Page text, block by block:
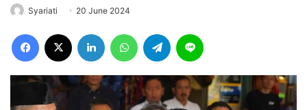
Syariati 20 June 2024
Facebook LinkedIn WhatsAppTelegram